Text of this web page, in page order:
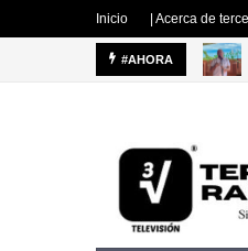
Inicio | Acerca de
#AHORA